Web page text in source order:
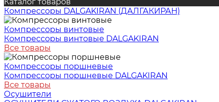
Компрессоры DALGAKIRAN (ДАЛГАКИРАН)
Компрессоры винтовые
Компрессоры винтовые DALGAKIRAN
Все товары
Компрессоры поршневые
Компрессоры поршневые DALGAKIRAN
Все товары
Осушители